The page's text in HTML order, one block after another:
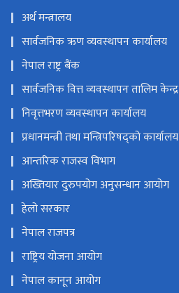
अर्थ मन्त्रालय
सार्वजनिक ऋण व्यवस्थापन कार्यालय
नेपाल राष्ट्र बैंक
सार्वजनिक वित्त व्यवस्थापन तालिम केन्द्र
निवृत्तभरण व्यवस्थापन कार्यालय
प्रधानमन्त्री तथा मन्त्रिपरिषद्को कार्यालय
आन्तरिक राजस्व विभाग
अख्तियार दुरुपयोग अनुसन्धान आयोग
हेलो सरकार
नेपाल राजपत्र
राष्ट्रिय योजना आयोग
नेपाल कानून आयोग